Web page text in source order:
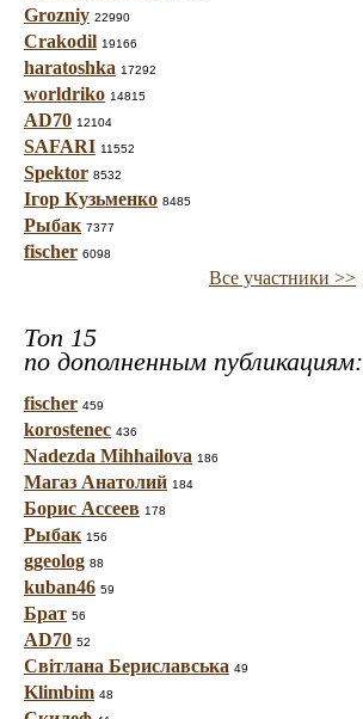
Grozniy 22990
Crakodil 19166
haratoshka 17292
worldriko 14815
AD70 12104
SAFARI 11552
Spektor 8532
Ігор Кузьменко 8485
Рыбак 7377
fischer 6098
Все участники >>
Топ 15
по дополненным публикациям:
fischer 459
korostenec 436
Nadezda Mihhailova 186
Магаз Анатолий 184
Борис Ассеев 178
Рыбак 156
ggeolog 88
kuban46 59
Брат 56
AD70 52
Світлана Бериславська 49
Klimbim 48